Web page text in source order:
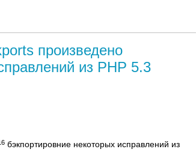
произведено
из PHP 5.3
бэкпортировние некоторых исправлений из